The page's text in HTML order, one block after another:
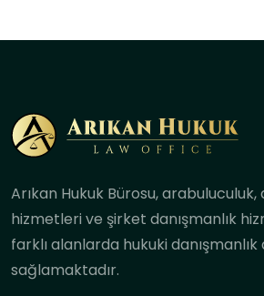
Arıkan Hukuk Bürosu, arabuluculuk,
hizmetleri ve şirket danışmanlık
farklı alanlarda hukuki
sağlamaktadır.